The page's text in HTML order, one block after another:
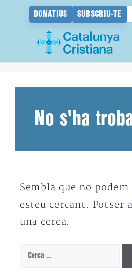
DONATIUS SUBSCRIU-TE
No s'ha
Sembla que no
esteu cercant. Potser
una cerca.
Cerca: